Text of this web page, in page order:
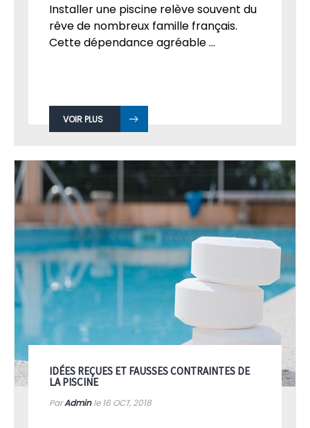
Installer une piscine relève souvent du
rêve de nombreux famille français.
Cette dépendance agréable ...
VOIR PLUS
IDÉES REÇUES ET FAUSSES CONTRAINTES DE
LA PISCINE
ParAdminle 16 OCT, 2018